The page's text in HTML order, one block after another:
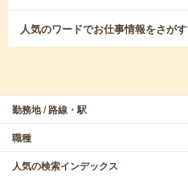
人気のワードでお仕事情報をさがす
勤務地 / 路線・駅
職種
人気の検索インデックス